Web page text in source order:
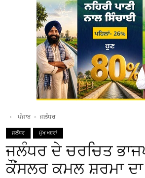
ਪੰਜਾਬ ਜਲੰਧਰ
ਜਲੰਧਰ ਮੁੱਖ ਖਬਰਾਂ
ਜਲੰਧਰ ਦੇ ਚਰਚਿਤ
ਕੌਂਸਲਰ ਕਮਲ ਸ਼ਰਮਾ ਦਾ